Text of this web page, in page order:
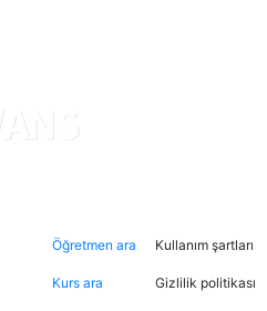
Öğretmen ara
Kurs ara
Kullanım şartları
Gizlilik politikası